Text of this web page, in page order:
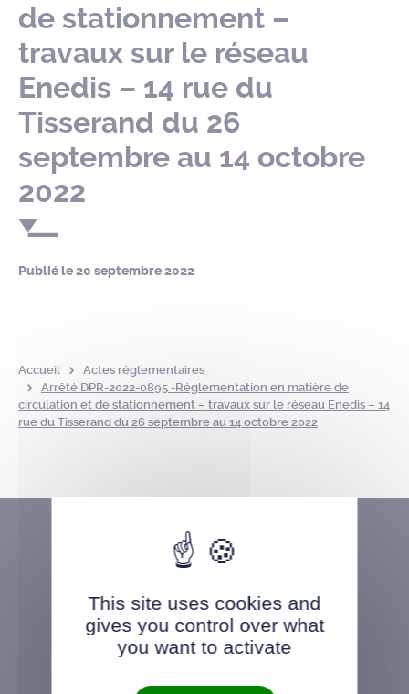
de stationnement –
travaux sur le réseau
Enedis – 14 rue du
Tisserand du 26
septembre au 14 octobre
2022
Publié le20 septembre 2022
Accueil
Actes réglementaires
Arrêté DPR-2022-0895 -Réglementation en matière de
circulation et de stationnement – travaux sur le réseau Enedis – 14
rue du Tisserand du 26 septembre au 14 octobre 2022
This site uses cookies and
gives you control over what
you want to activate